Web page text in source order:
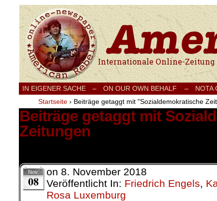
Internationale Onlinezeitung für Frieden,
IN EIGENER SACHE – ON OUR OWN BEHALF –
NOTA
Startseite › Beiträge getaggt mit "Sozialdemokratische
Beiträge getaggt mit
Zeitungen
Nov.
08
on 8. November 2018
Veröffentlicht In: Friedrich Engels,
Rosa Luxemburg